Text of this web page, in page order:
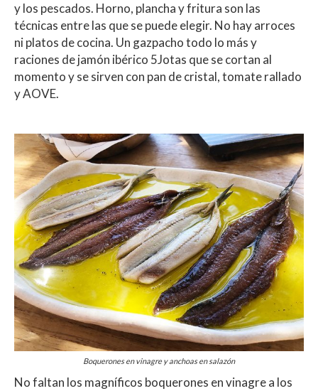
y los pescados. Horno, plancha y fritura son las
técnicas entre las que se puede elegir. No hay arroces
ni platos de cocina. Un gazpacho todo lo más y
raciones de jamón ibérico 5Jotas que se cortan al
momento y se sirven con pan de cristal, tomate rallado
y AOVE.
Boquerones en vinagre y anchoas en salazón
No faltan los magníficos boquerones en vinagre a los